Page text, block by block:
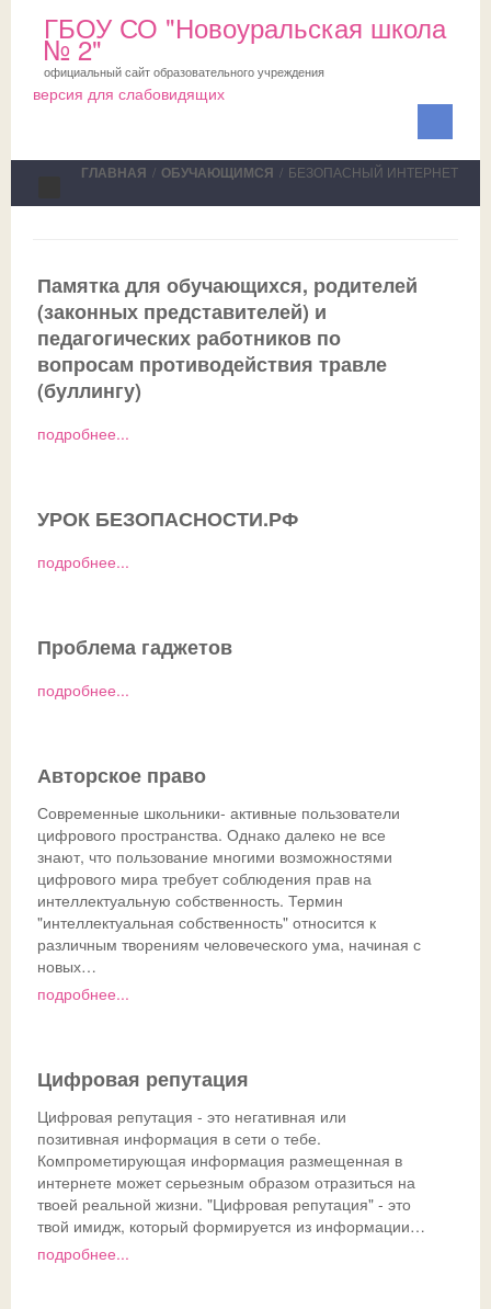
ГБОУ СО "Новоуральская школа
№ 2"
официальный сайт образовательного учреждения
версия для слабовидящих
О школе
Новости
Официально
СМИ о нас
Планы
Актуально
Коллектив
История
Музей
ПМПК
Документы на ПМПК
Рекомендации ПМПК для целей ГИА
Медблок
Обучающимся
Трудовой отряд
Телефон доверия
Допобразование
Родителям
ДИСТАНТ
ЦОК - educont.ru
ГЛАВНАЯ / ОБУЧАЮЩИМСЯ / БЕЗОПАСНЫЙ ИНТЕРНЕТ
Памятка для обучающихся, родителей
(законных представителей) и
педагогических работников по
вопросам противодействия травле
(буллингу)
подробнее...
УРОК БЕЗОПАСНОСТИ.РФ
подробнее...
Проблема гаджетов
подробнее...
Авторское право
Современные школьники- активные пользователи
цифрового пространства. Однако далеко не все
знают, что пользование многими возможностями
цифрового мира требует соблюдения прав на
интеллектуальную собственность. Термин
"интеллектуальная собственность" относится к
различным творениям человеческого ума, начиная с
новых…
подробнее...
Цифровая репутация
Цифровая репутация - это негативная или
позитивная информация в сети о тебе.
Компрометирующая информация размещенная в
интернете может серьезным образом отразиться на
твоей реальной жизни. "Цифровая репутация" - это
твой имидж, который формируется из информации…
подробнее...